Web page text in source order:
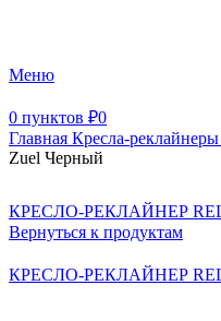
Меню
0 пунктов ₽0
Главная Кресла-реклайнеры
Zuel Черный
КРЕСЛО-РЕКЛАЙНЕР
Вернуться к продуктам
КРЕСЛО-РЕКЛАЙНЕР